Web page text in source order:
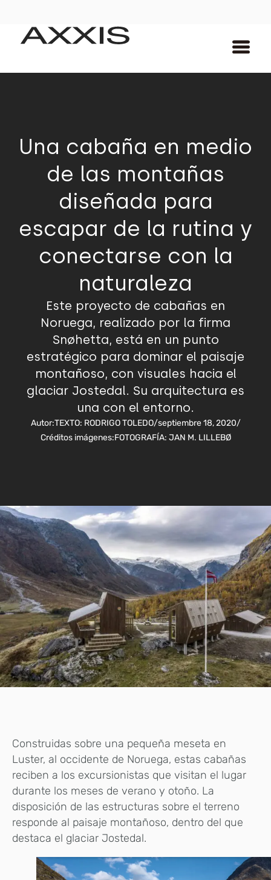
Una cabaña en medio
de las montañas
diseñada para
escapar de la rutina y
conectarse con la
naturaleza
Este proyecto de cabañas en
Noruega, realizado por la firma
Snøhetta, está en un punto
estratégico para dominar el paisaje
montañoso, con visuales hacia el
glaciar Jostedal. Su arquitectura es
una con el entorno.
Autor:TEXTO: RODRIGO TOLEDO/septiembre 18, 2020/
Créditos imágenes:FOTOGRAFÍA: JAN M. LILLEBØ
Construidas sobre una pequeña meseta en
Luster, al occidente de Noruega, estas cabañas
reciben a los excursionistas que visitan el lugar
durante los meses de verano y otoño. La
disposición de las estructuras sobre el terreno
responde al paisaje montañoso, dentro del que
destaca el glaciar Jostedal.